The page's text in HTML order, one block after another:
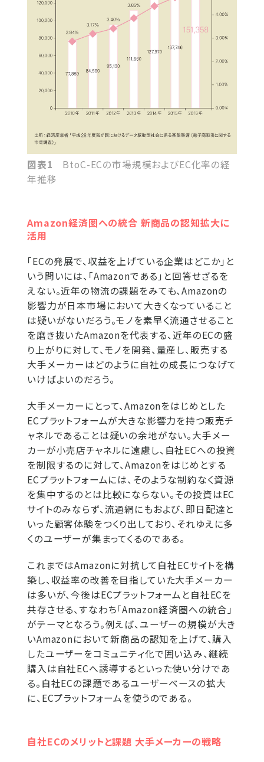
図表1 BtoC-ECの市場規模およびEC化率の経
年推移
Amazon経済圏への統合 新商品の認知拡大に
活用
「ECの発展で、収益を上げている企業はどこか」と
いう問いには、「Amazonである」と回答せざるを
えない。近年の物流の課題をみても、Amazonの
影響力が日本市場において大きくなっていること
は疑いがないだろう。モノを素早く流通させること
を磨き抜いたAmazonを代表する、近年のECの盛
り上がりに対して、モノを開発、量産し、販売する
大手メーカーはどのように自社の成長につなげて
いけばよいのだろう。
大手メーカーにとって、Amazonをはじめとした
ECプラットフォームが大きな影響力を持つ販売チ
ャネルであることは疑いの余地がない。大手メー
カーが小売店チャネルに遠慮し、自社ECへの投資
を制限するのに対して、Amazonをはじめとする
ECプラットフォームには、そのような制約なく資源
を集中するのとは比較にならない。その投資はEC
サイトのみならず、流通網にもおよび、即日配達と
いった顧客体験をつくり出しており、それゆえに多
くのユーザーが集まってくるのである。
これまではAmazonに対抗して自社ECサイトを構
築し、収益率の改善を目指していた大手メーカー
は多いが、今後はECプラットフォームと自社ECを
共存させる、すなわち「Amazon経済圏への統合」
がテーマとなろう。例えば、ユーザーの規模が大き
いAmazonにおいて新商品の認知を上げて、購入
したユーザーをコミュニティ化で囲い込み、継続
購入は自社ECへ誘導するといった使い分けであ
る。自社ECの課題であるユーザーベースの拡大
に、ECプラットフォームを使うのである。
自社ECのメリットと課題 大手メーカーの戦略